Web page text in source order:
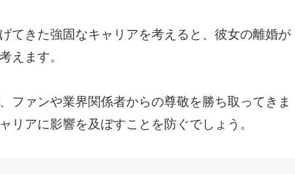
てきた強固なキャリアを考えると、彼女の離婚が
えます。
ファンや業界関係者からの尊敬を勝ち取ってきま
リアに影響を及ぼすことを防ぐでしょう。